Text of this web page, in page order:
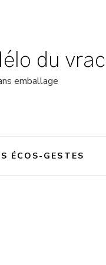
du vrac
emballage
ÉCOS-GESTES